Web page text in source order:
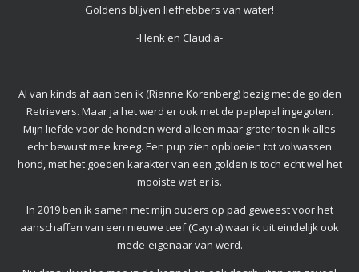
Goldens blijven liefhebbers van water!
-Henk en Claudia-
Al van kinds af aan ben ik (Rianne Korenberg) bezig met de golden
Retrievers. Maar ja het werd er ook met de paplepel ingegoten.
Mijn liefde voor de honden werd alleen maar groter toen ik alles
echt bewust mee kreeg. Een pup zien opbloeien tot volwassen
hond, met het goeden karakter van een golden is toch echt wel het
mooiste wat er is.
In 2019 ben ik samen met mijn ouders op pad geweest voor het
aanschaffen van een nieuwe teef (Cayra) waar ik uit eindelijk ook
mede-eigenaar van werd.